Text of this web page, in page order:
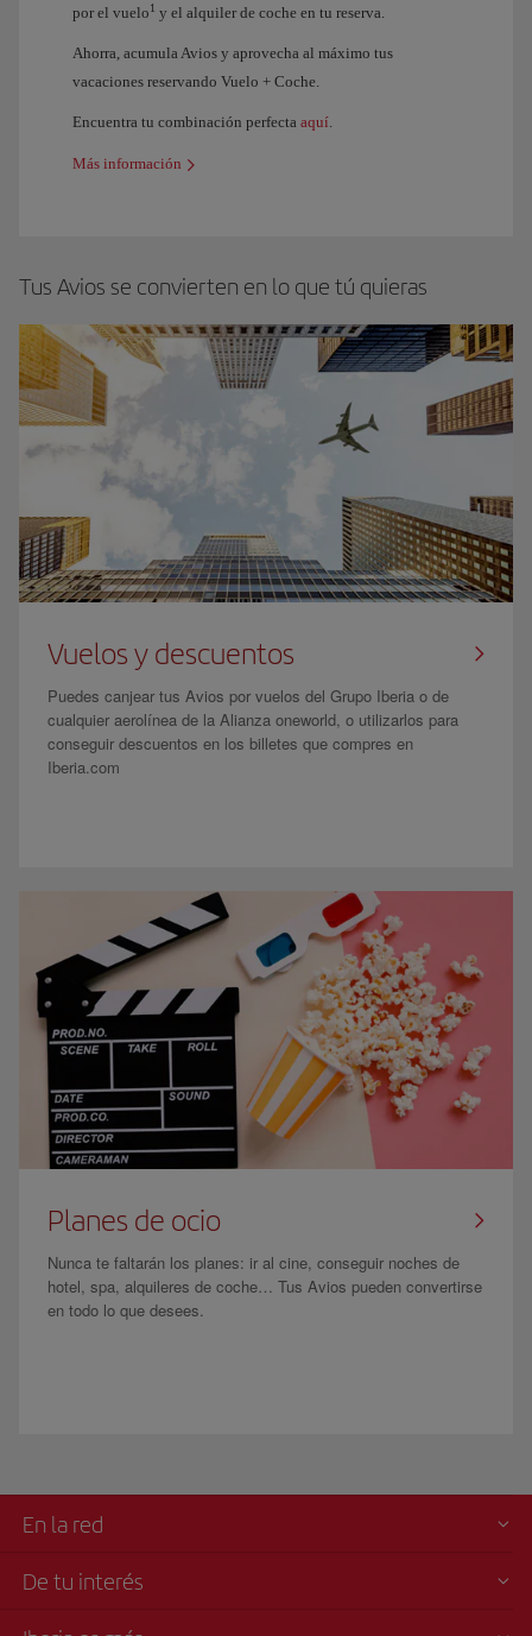
por el vuelo1 y el alquiler de coche en tu reserva.
Ahorra, acumula Avios y aprovecha al máximo tus
vacaciones reservando Vuelo + Coche.
Encuentra tu combinación perfecta aquí.
Más información
Tus Avios se convierten en lo que tú quieras
Vuelos y descuentos
Puedes canjear tus Avios por vuelos del Grupo Iberia o de
cualquier aerolínea de la Alianza oneworld, o utilizarlos para
conseguir descuentos en los billetes que compres en
Iberia.com
Planes de ocio
Nunca te faltarán los planes: ir al cine, conseguir noches de
hotel, spa, alquileres de coche… Tus Avios pueden convertirse
en todo lo que desees.
En la red
De tu interés